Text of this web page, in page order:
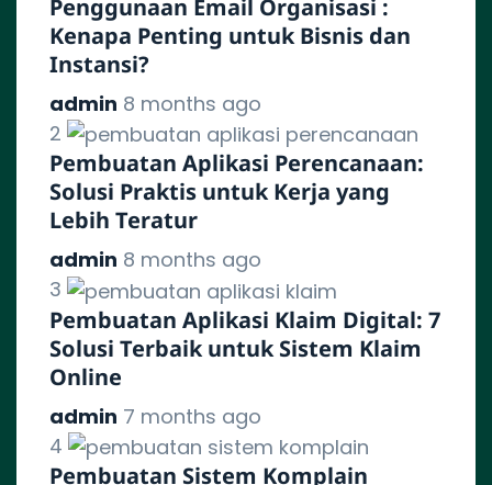
Penggunaan Email Organisasi :
Kenapa Penting untuk Bisnis dan
Instansi?
admin 8 months ago
2
Pembuatan Aplikasi Perencanaan:
Solusi Praktis untuk Kerja yang
Lebih Teratur
admin 8 months ago
3
Pembuatan Aplikasi Klaim Digital: 7
Solusi Terbaik untuk Sistem Klaim
Online
admin 7 months ago
4
Pembuatan Sistem Komplain